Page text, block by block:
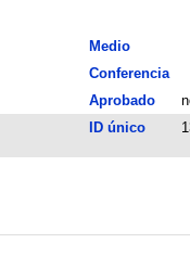
Medio
Conferencia
Aprobado
ID único